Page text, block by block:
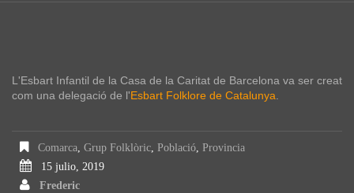
L'Esbart Infantil de la Casa de la Caritat de Barcelona va ser creat
com una delegació de l'Esbart Folklore de Catalunya
Comarca, Grup Folklòric, Població, Provincia
15 julio, 2019
Frederic